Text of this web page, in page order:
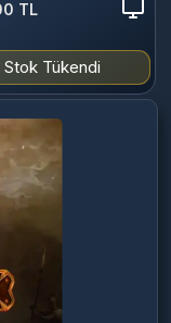
TL
Stok Tükendi